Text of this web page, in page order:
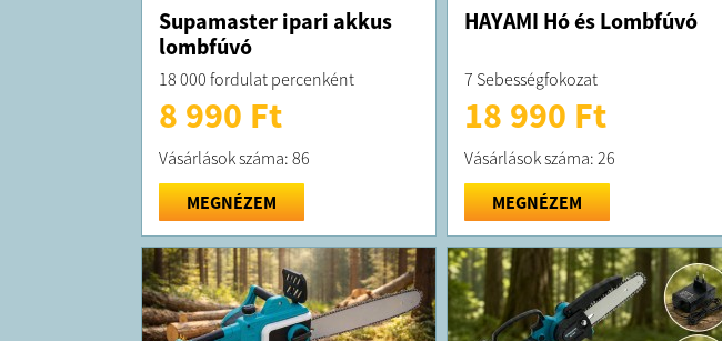
Supamaster ipari akkus
lombfúvó
18 000 fordulat percenként
8 990 Ft
Vásárlások száma: 86
MEGNÉZEM
HAYAMI Hó és Lombfúvó
7 Sebességfokozat
18 990 Ft
Vásárlások száma: 26
MEGNÉZEM